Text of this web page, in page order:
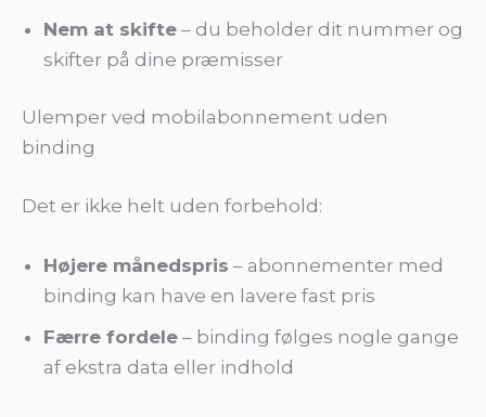
Nem at skifte – du beholder dit nummer og
skifter på dine præmisser
Ulemper ved mobilabonnement uden
binding
Det er ikke helt uden forbehold:
Højere månedspris – abonnementer med
binding kan have en lavere fast pris
Færre fordele – binding følges nogle gange
af ekstra data eller indhold